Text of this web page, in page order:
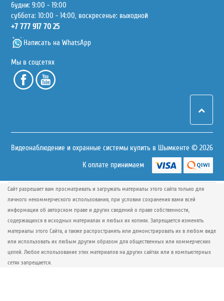
будни: 9:00 - 19:00
суббота: 10:00 - 14:00, воскресенье: выходной
+7 777 917 70 25
Написать на WhatsApp
Мы в соцсетях
Видеонаблюдение и охранные системы купить в Шымкенте © 2026
К оплате принимаем
Сайт разрешает вам просматривать и загружать материалы этого сайта только для
личного некоммерческого использования, при условии сохранения вами всей
информации об авторском праве и других сведений о праве собственности,
содержащихся в исходных материалах и любых их копиях. Запрещается изменять
материалы этого Сайта, а также распространять или демонстрировать их в любом виде
или использовать их любым другим образом для общественных или коммерческих
целей. Любое использование этих материалов на других сайтах или в компьютерных
сетях запрещается.